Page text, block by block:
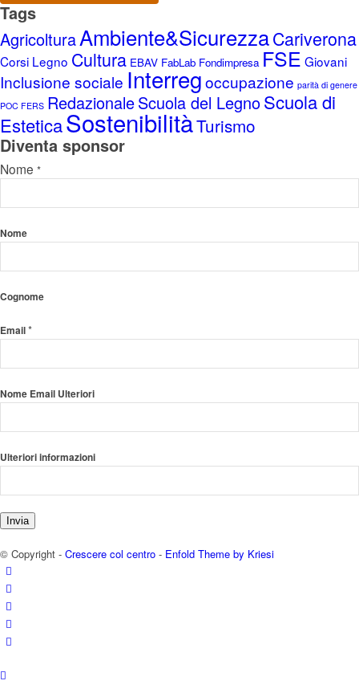
Tags
AgricolturaAmbiente&SicurezzaCariverona
Corsi Legno Cultura EBAV FabLab Fondimpresa FSE Giovani
Inclusione sociale Interregoccupazione parità di genere
POC FERS RedazionaleScuola del LegnoScuola di
EsteticaSostenibilitàTurismo
Diventa sponsor
Nome *
Nome
Cognome
Email*
Nome Email Ulteriori
Ulteriori informazioni
Invia
© Copyright - Crescere col centro - Enfold Theme by Kriesi